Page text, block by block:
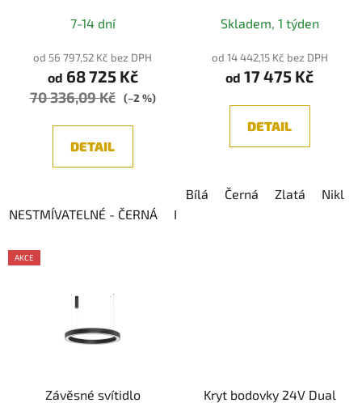
7-14 dní
od 56 797,52 Kč bez DPH
od 68 725 Kč
70 336,09 Kč (–2 %)
DETAIL
NESTMÍVATELNÉ - ČERNÁ NESTMÍVATELNÉ - BÍLÁ
Skladem, 1 týden
od 14 442,15 Kč bez DPH
od 17 475 Kč
DETAIL
Bílá Černá Zlatá Nikl
AKCE
Závěsné svítidlo
Kryt bodovky 24V Dual